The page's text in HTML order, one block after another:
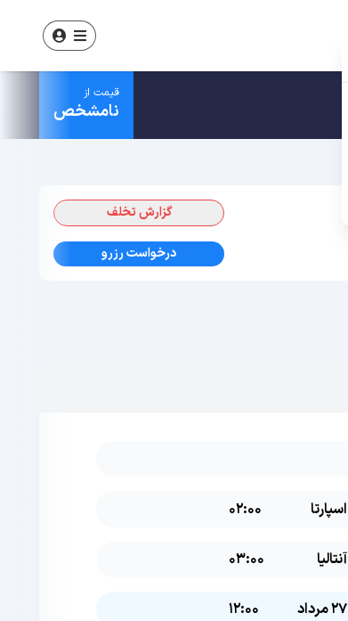
قیمت از
نامشخص
گزارش تخلف
درخواست رزرو
اسپارتا 02:00
آنتالیا 03:00
27 مرداد 12:00